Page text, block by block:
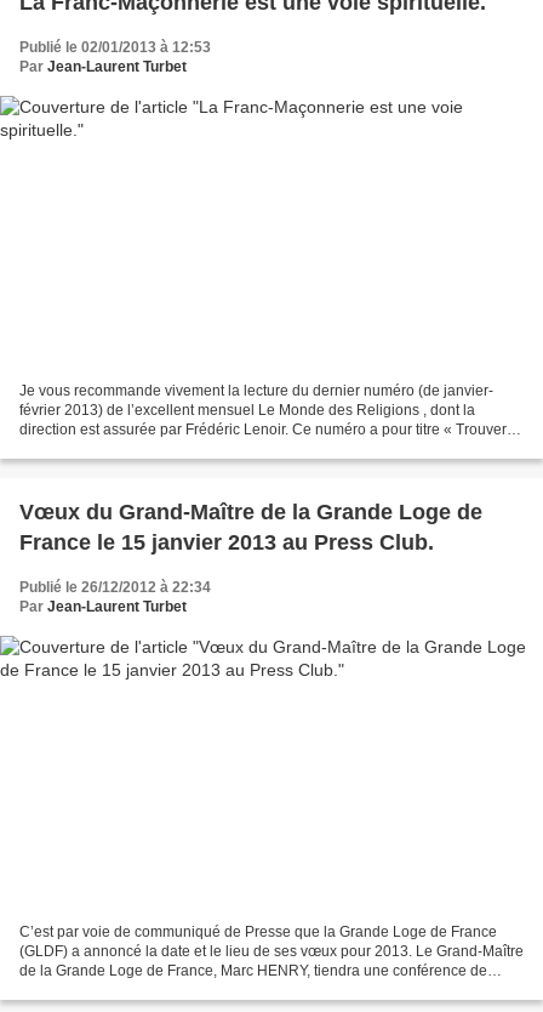
Publié le 02/01/2013 à 12:53
Par Jean-Laurent Turbet
Je vous recommande vivement la lecture du dernier numéro (de janvier-
février 2013) de l’excellent mensuel Le Monde des Religions , dont la
direction est assurée par Frédéric Lenoir. Ce numéro a pour titre « Trouver
Vœux du Grand-Maître de la Grande Loge de
France le 15 janvier 2013 au Press Club.
Publié le 26/12/2012 à 22:34
Par Jean-Laurent Turbet
C’est par voie de communiqué de Presse que la Grande Loge de France
(GLDF) a annoncé la date et le lieu de ses vœux pour 2013. Le Grand-Maître
de la Grande Loge de France, Marc HENRY, tiendra une conférence de